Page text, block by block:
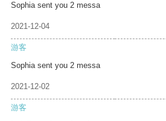
Sophia sent you 2 messa
2021-12-04
游客
Sophia sent you 2 messa
2021-12-02
游客